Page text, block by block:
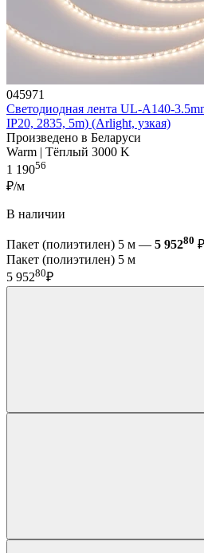
045971
Светодиодная лента UL-A140-
IP20, 2835, 5m) (Arlight, узкая)
Произведено в Беларуси
Warm | Тёплый 3000 K
1 19056
₽/м
В наличии
Пакет (полиэтилен) 5 м — 5 95280 ₽
Пакет (полиэтилен) 5 м
5 95280₽